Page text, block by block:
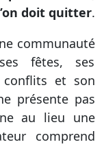
doit quitter.
communauté
fêtes, ses
conflits et son
présente pas
au lieu une
comprend